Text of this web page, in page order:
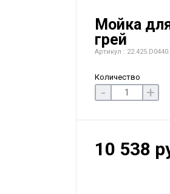
Мойка
грей
Артикул :
Количество
- +
10 538